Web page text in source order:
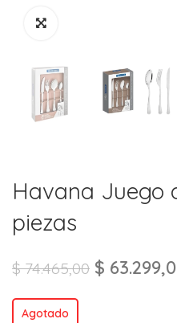
Havana Juego
piezas
$74.465,00 $
Agotado